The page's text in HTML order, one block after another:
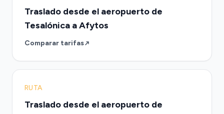
Traslado desde el aeropuerto de
Tesalónica a Afytos
Comparar tarifas
RUTA
Traslado desde el aeropuerto de